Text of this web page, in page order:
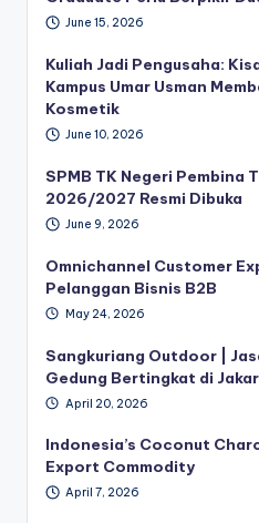
June 15, 2026
Kuliah Jadi Pengusaha:
Kampus Umar Usman
Kosmetik
June 10, 2026
SPMB TK Negeri Pembina
2026/2027 Resmi Dibuka
June 9, 2026
Omnichannel Customer
Pelanggan Bisnis B2B
May 24, 2026
Sangkuriang Outdoor |
Gedung Bertingkat di
April 20, 2026
Indonesia’s Coconut
Export Commodity
April 7, 2026